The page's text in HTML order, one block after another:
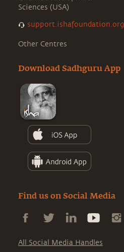
Sciences (USA)
support.ishafoundation.org
Other Centres
Download Sadhguru App
Find us on Social Media
All Social Media Handles